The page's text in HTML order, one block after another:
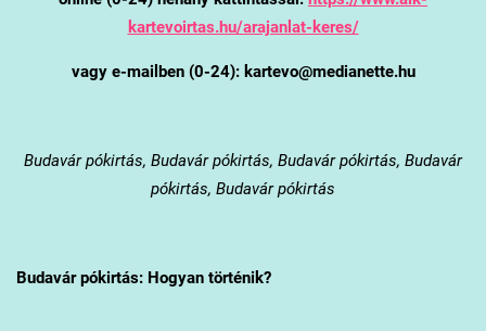
kartevoirtas.hu/arajanlat-keres/
vagy e-mailben (0-24): kartevo@medianette.hu
Budavárpókirtás, Budavár pókirtás, Budavár pókirtás, Budavár
pókirtás, Budavár pókirtás
Budavárpókirtás: Hogyan történik?